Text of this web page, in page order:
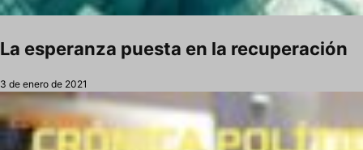
La esperanza puesta en la recuperación
3 de enero de 2021